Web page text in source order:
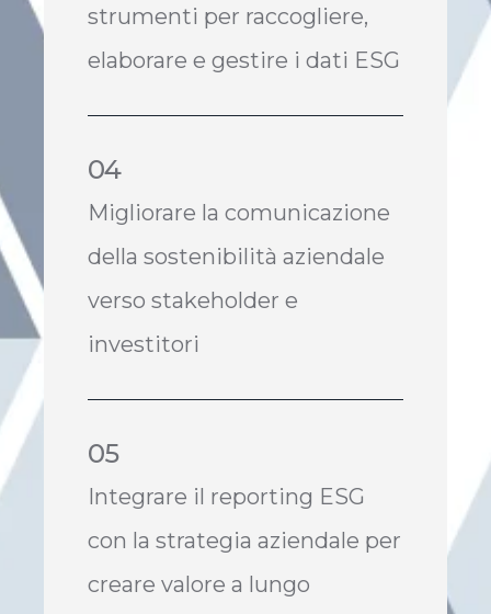
strumenti per raccogliere,
elaborare e gestire i dati ESG
04
Migliorare la comunicazione
della sostenibilità aziendale
verso stakeholder e
investitori
05
Integrare il reporting ESG
con la strategia aziendale per
creare valore a lungo